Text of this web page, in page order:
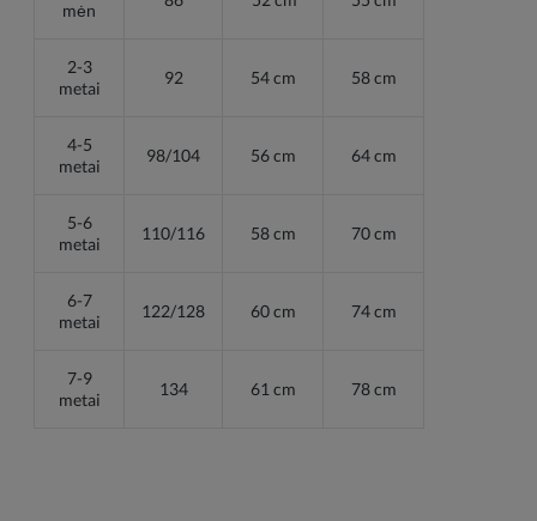
mėn
2-3
metai
92 54 cm 58 cm
4-5
metai
98/104 56 cm 64 cm
5-6
metai
110/116 58 cm 70 cm
6-7
metai
122/128 60 cm 74 cm
7-9
metai
134 61 cm 78 cm